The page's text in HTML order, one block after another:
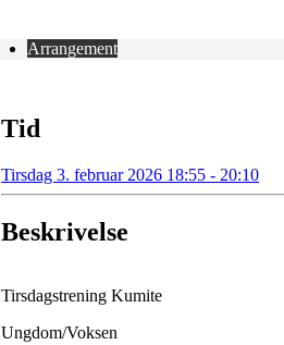
Arrangement
Tid
Tirsdag 3. februar 2026 18:55 - 20:10
Beskrivelse
Tirsdagstrening Kumite
Ungdom/Voksen